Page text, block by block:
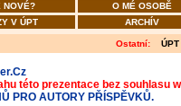
NOVÉ?
O MÉ OSOBĚ
V ÚPT ARCHÍV
Ostatní: ÚPT
této prezentace bez souhlasu
PRO AUTORY PŘÍSPĚVKŮ.